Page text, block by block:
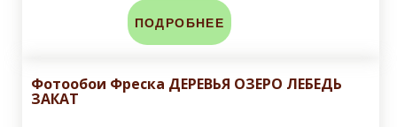
ПОДРОБНЕЕ
Фотообои Фреска ДЕРЕВЬЯ ОЗЕРО ЛЕБЕДЬ
ЗАКАТ